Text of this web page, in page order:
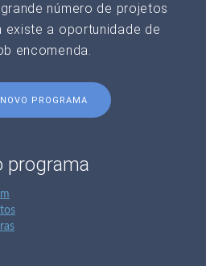
número de projetos
existe a oportunidade de
encomenda.
PROGRAMA
programa